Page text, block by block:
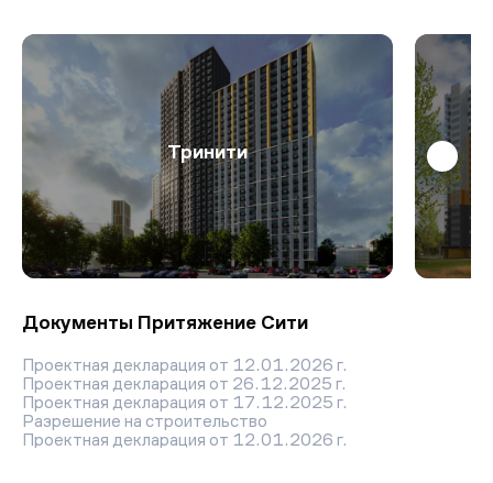
Тринити
Документы Притяжение Сити
Проектная декларация от 12.01.2026 г.
Проектная декларация от 26.12.2025 г.
Проектная декларация от 17.12.2025 г.
Разрешение на строительство
Проектная декларация от 12.01.2026 г.